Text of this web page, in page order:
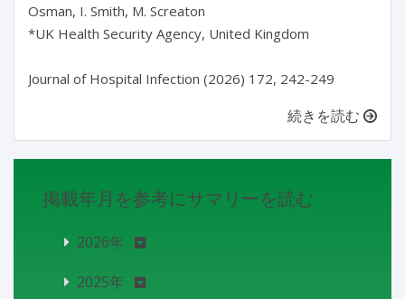
Osman, I. Smith, M. Screaton
*UK Health Security Agency, United Kingdom
Journal of Hospital Infection (2026) 172, 242-249
続きを読む
掲載年月を参考にサマリーを読む
2026年
2025年